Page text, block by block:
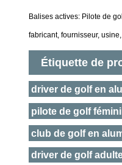
Balises actives: Pilote de
fabricant, fournisseur,
Étiquette de
driver de golf en
pilote de golf
club de golf en
driver de golf